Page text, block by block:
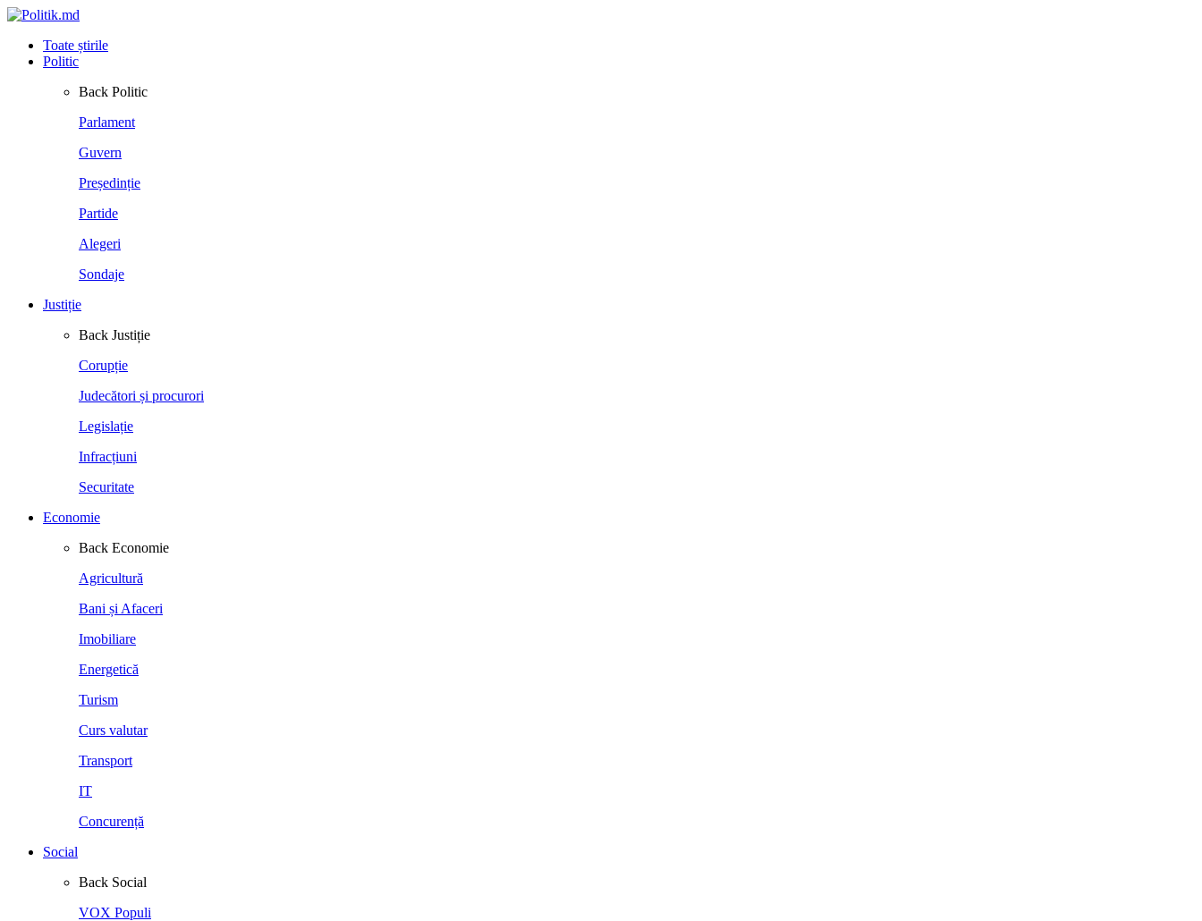
Toate știrile
Politic
Back Politic
Parlament
Guvern
Președinție
Partide
Alegeri
Sondaje
Justiție
Back Justiție
Corupție
Judecători și procurori
Legislație
Infracțiuni
Securitate
Economie
Back Economie
Agricultură
Bani și Afaceri
Imobiliare
Energetică
Turism
Curs valutar
Transport
IT
Concurență
Social
Back Social
VOX Populi